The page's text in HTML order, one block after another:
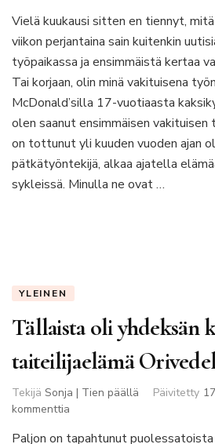
kaipuu
maailmalle
ei
vain
lopu?
Vielä kuukausi sitten en tiennyt,
viikon perjantaina sain kuitenkin
työpaikassa ja ensimmäistä kertaa
Tai korjaan, olin minä vakituisena
McDonald’silla 17-vuotiaasta
olen saanut ensimmäisen vakituisen
on tottunut yli kuuden vuoden ajan
pätkätyöntekijä, alkaa ajatella
sykleissä. Minulla ne ovat …
YLEINEN
Tällaista oli yhdeksän
taiteilijaelämä
Tekijä Sonja | Tien päällä Päivitetty
kommenttia
oli
Paljon on tapahtunut